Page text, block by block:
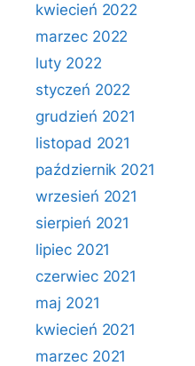
kwiecień 2022
marzec 2022
luty 2022
styczeń 2022
grudzień 2021
listopad 2021
październik 2021
wrzesień 2021
sierpień 2021
lipiec 2021
czerwiec 2021
maj 2021
kwiecień 2021
marzec 2021